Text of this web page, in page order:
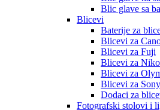
Blic glave sa
Blicevi
Baterije za
Blicevi za
Blicevi za Fuji
Blicevi za
Blicevi za
Blicevi za Sony
Dodaci za
Fotografski stolovi i